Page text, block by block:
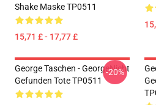
Shake Maske TP0511
15,71 £ - 17,77 £
George Taschen - GeorgeNicht
Gefunden Tote TP0511
-20%